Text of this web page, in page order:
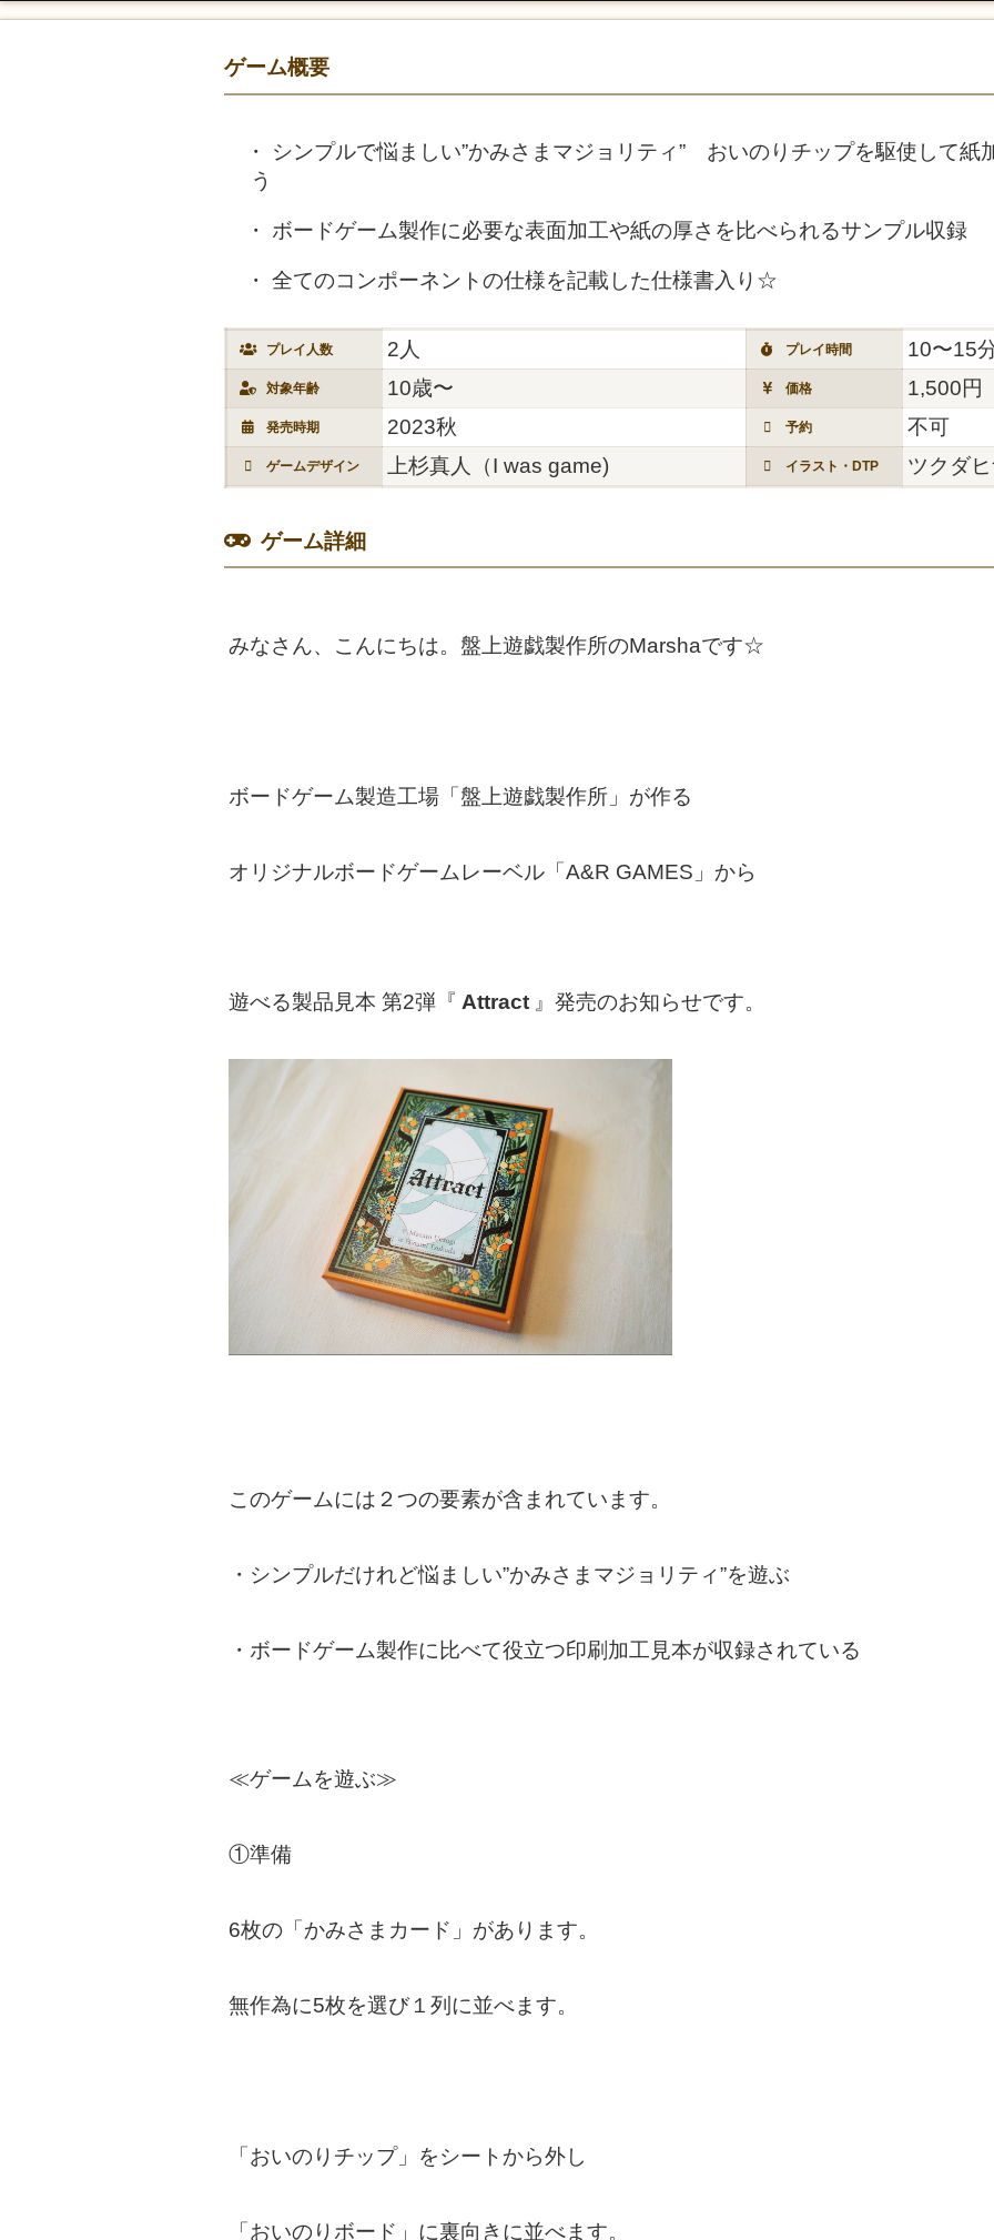
ゲーム概要
シンプルで悩ましい”かみさまマジョリティ” おいのりチップを駆使して紙
う
ボードゲーム製作に必要な表面加工や紙の厚さを比べられるサンプル収録
全てのコンポーネントの仕様を記載した仕様書入り☆
プレイ人数 2人 プレイ時間 10〜15
対象年齢 10歳〜 価格 1,500円
発売時期 2023秋 予約 不可
ゲームデザイン 上杉真人（I was game) イラスト・DTP ツクダ
ゲーム詳細
みなさん、こんにちは。盤上遊戯製作所のMarshaです☆
ボードゲーム製造工場「盤上遊戯製作所」が作る
オリジナルボードゲームレーベル「A&R GAMES」から
遊べる製品見本 第2弾『 Attract 』発売のお知らせです。
このゲームには２つの要素が含まれています。
・シンプルだけれど悩ましい”かみさまマジョリティ”を遊ぶ
・ボードゲーム製作に比べて役立つ印刷加工見本が収録されている
≪ゲームを遊ぶ≫
①準備
6枚の「かみさまカード」があります。
無作為に5枚を選び１列に並べます。
「おいのりチップ」をシートから外し
「おいのりボード」に裏向きに並べます。